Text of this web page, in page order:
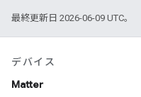
最終更新日 2026-06-09 UTC。
デバイス
Matter